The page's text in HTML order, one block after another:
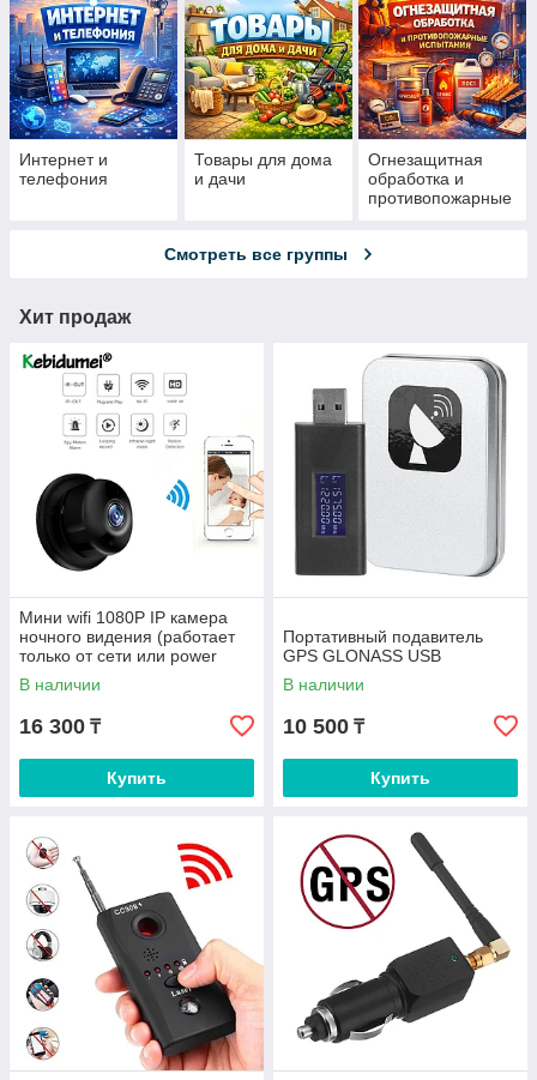
Интернет и
телефония
Товары для дома
и дачи
Огнезащитная
обработка и
противопожарные
Смотреть все группы
Хит продаж
Мини wifi 1080P IP камера
ночного видения (работает
только от сети или power
bank)
В наличии
16 300 ₸
Купить
Портативный подавитель
GPS GLONASS USB
В наличии
10 500 ₸
Купить